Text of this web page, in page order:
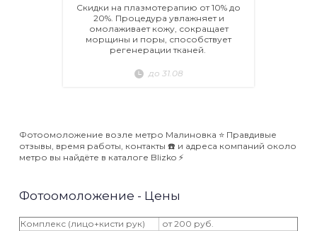
Скидки на плазмотерапию от 10% до
20%. Процедура увлажняет и
омолаживает кожу, сокращает
морщины и поры, способствует
регенерации тканей.
до 31.08
Фотоомоложение возле метро Малиновка ⭐️ Правдивые
отзывы, время работы, контакты ☎️ и адреса компаний около
метро вы найдёте в каталоге Blizko ⚡️
Фотоомоложение - Цены
Комплекс (лицо+кисти рук)
от 200 руб.